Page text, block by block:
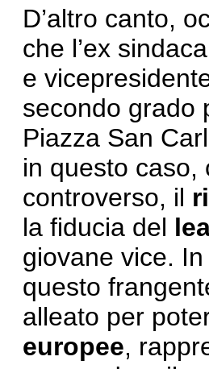
D’altro canto,
che l’ex
e
secondo grado
Piazza San
in questo caso,
controverso, il
la fiducia del
giovane vice.
questo
alleato per
europee,